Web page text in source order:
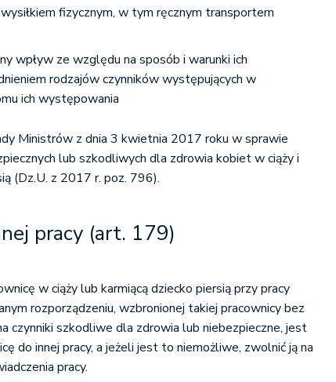
fizycznym, w tym ręcznym transportem
wpływ ze względu na sposób i warunki ich
rodzajów czynników występujących w
ich występowania
Ministrów z dnia 3 kwietnia 2017 roku w sprawie
lub szkodliwych dla zdrowia kobiet w ciąży i
(Dz.U. z 2017 r. poz. 796).
pracy (art. 179)
w ciąży lub karmiącą dziecko piersią przy pracy
rozporządzeniu, wzbronionej takiej pracownicy bez
czynniki szkodliwe dla zdrowia lub niebezpieczne, jest
do innej pracy, a jeżeli jest to niemożliwe, zwolnić ją na
pracy.